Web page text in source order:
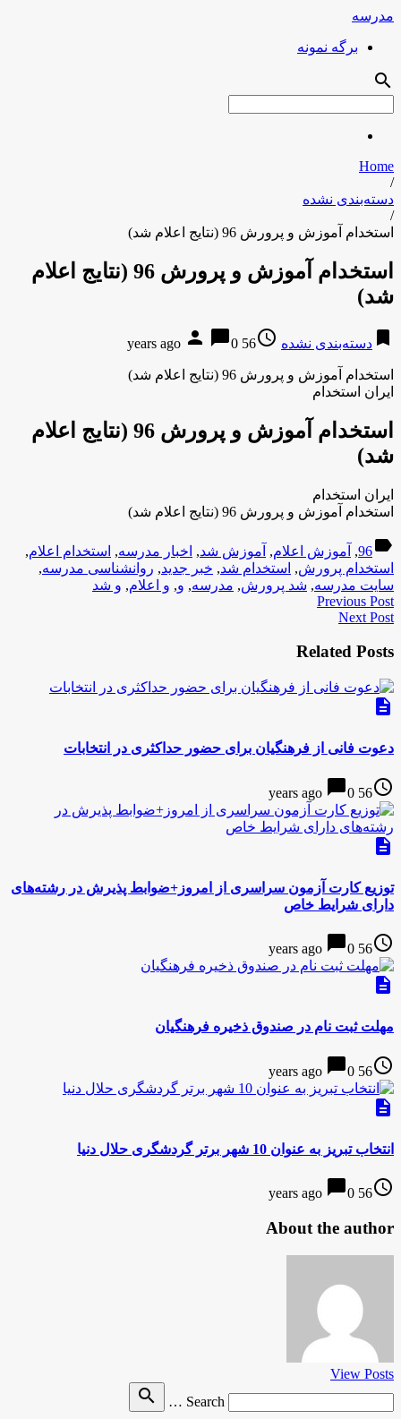
مدرسه
برگه نمونه
search
Home
/
دسته‌بندی نشده
/
استخدام آموزش و پرورش 96 (نتایج اعلام شد)
استخدام آموزش و پرورش 96 (نتایج اعلام
شد)
bookmark دسته‌بندی نشده access_time
56 years ago
person chat_bubble0
استخدام آموزش و پرورش 96 (نتایج اعلام شد)
ایران استخدام
استخدام آموزش و پرورش 96 (نتایج اعلام
شد)
ایران استخدام
استخدام آموزش و پرورش 96 (نتایج اعلام شد)
label
96
, آموزش اعلام, آموزش شد, اخبار مدرسه, استخدام اعلام,
استخدام پرورش, استخدام شد, خبر جدید, روانشناسی مدرسه,
سایت مدرسه, شد پرورش, مدرسه, و, و اعلام, و شد
Previous Post
Next Post
Related Posts
description
دعوت فانی از فرهنگیان برای حضور حداکثری در انتخابات
access_time
56 years ago
chat_bubble0
description
توزیع کارت آزمون سراسری از امروز+ضوابط پذیرش در رشته‌های
دارای شرایط خاص
access_time
56 years ago
chat_bubble0
description
مهلت ثبت نام در صندوق ذخیره فرهنگیان
access_time
56 years ago
chat_bubble0
description
انتخاب تبریز به عنوان 10 شهر برتر گردشگری حلال دنیا
access_time
56 years ago
chat_bubble0
About the author
View Posts
Search …
search